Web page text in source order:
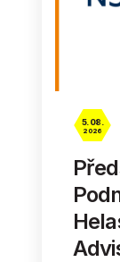
5. 08.
2026